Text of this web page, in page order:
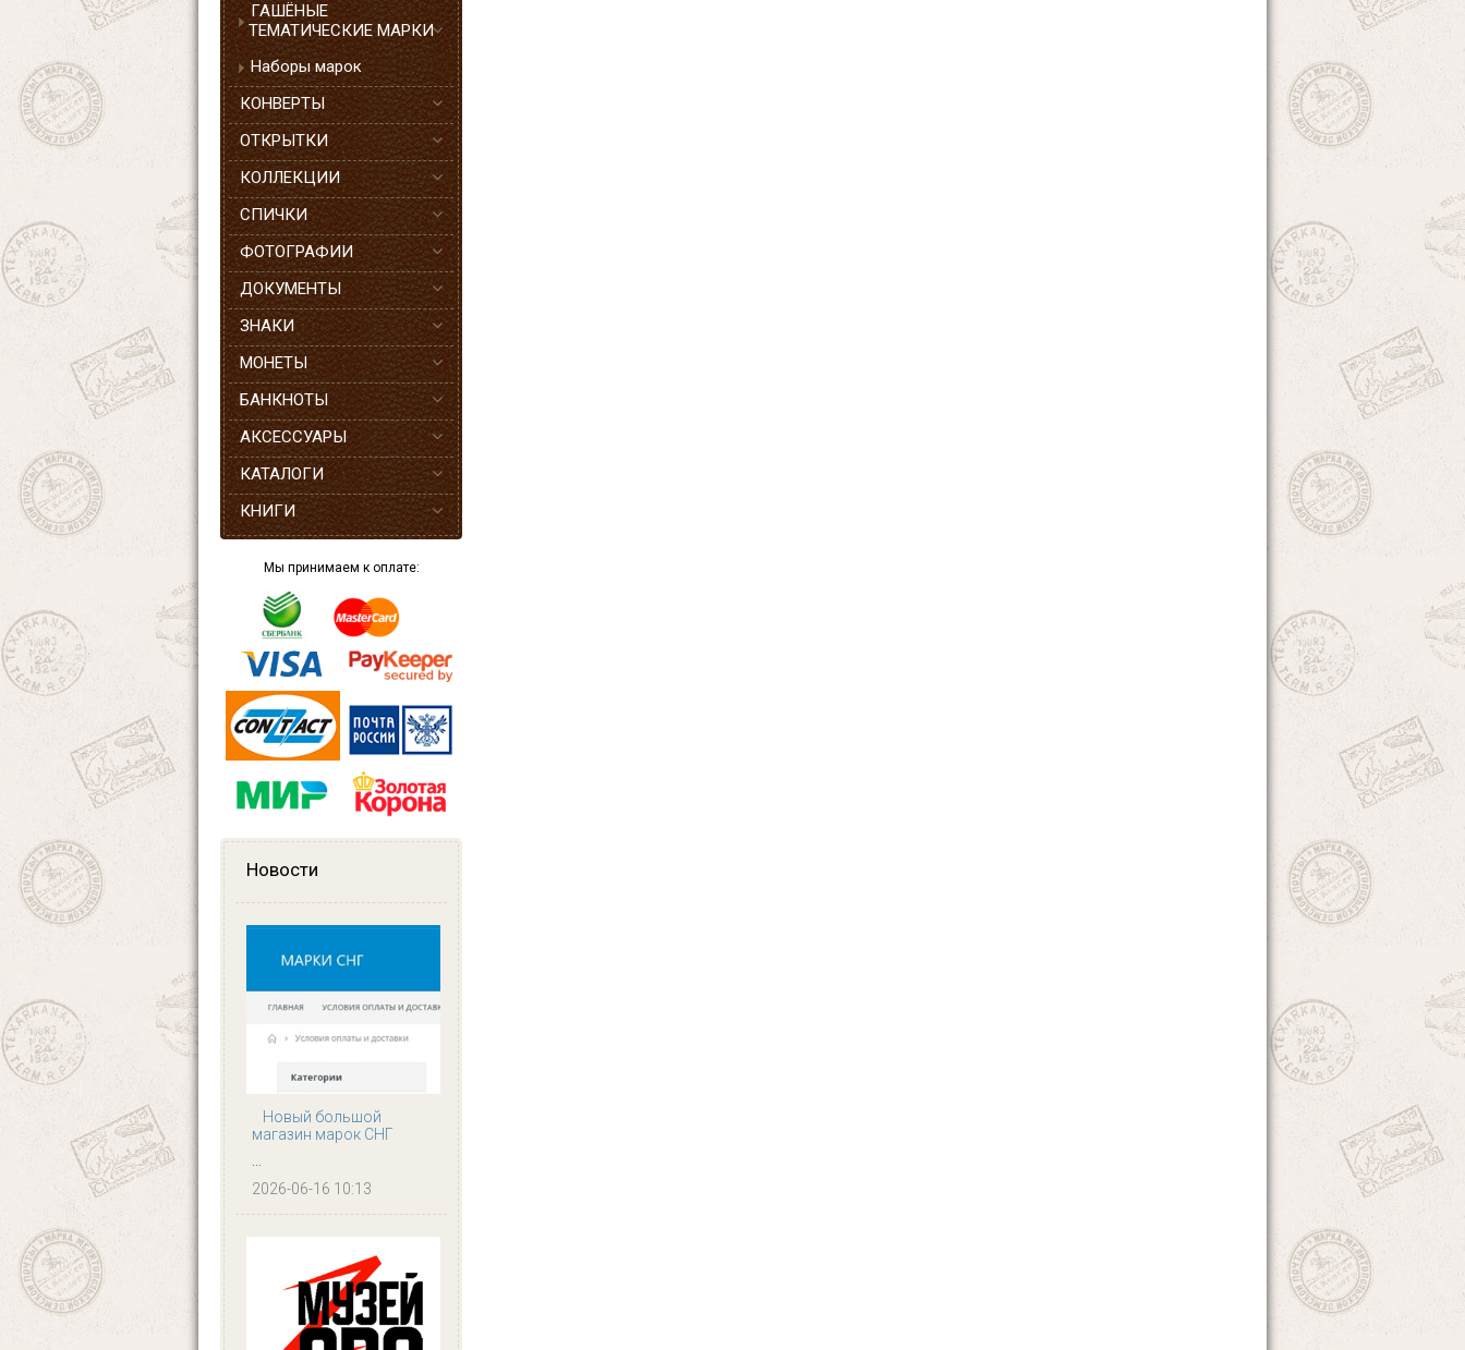
ГАШЁНЫЕ
ТЕМАТИЧЕСКИЕ МАРКИ
Наборы марок
КОНВЕРТЫ
ОТКРЫТКИ
КОЛЛЕКЦИИ
СПИЧКИ
ФОТОГРАФИИ
ДОКУМЕНТЫ
ЗНАКИ
МОНЕТЫ
БАНКНОТЫ
АКСЕССУАРЫ
КАТАЛОГИ
КНИГИ
Мы принимаем к оплате:
Новости
Новый большой
магазин марок СНГ
...
2026-06-16 10:13